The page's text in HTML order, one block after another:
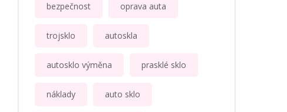
bezpečnost oprava auta
trojsklo autoskla
autosklo výměna prasklé sklo
náklady auto sklo